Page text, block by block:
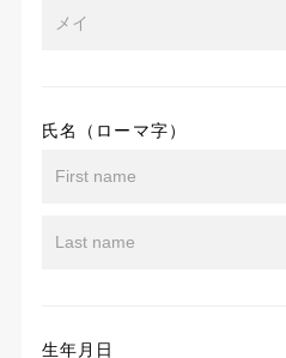
氏名（ローマ字）
生年月日